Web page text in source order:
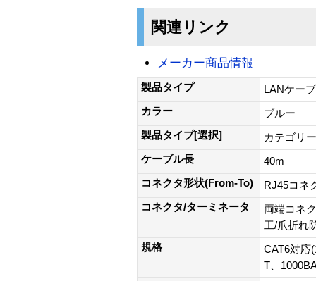
関連リンク
メーカー商品情報
製品タイプ
LANケー
カラー
ブルー
製品タイプ[選択]
カテゴリ
ケーブル長
40m
コネクタ形状(From-To)
RJ45コネ
コネクタ/ターミネータ
両端コネ
工/爪折れ
規格
CAT6対応
T、